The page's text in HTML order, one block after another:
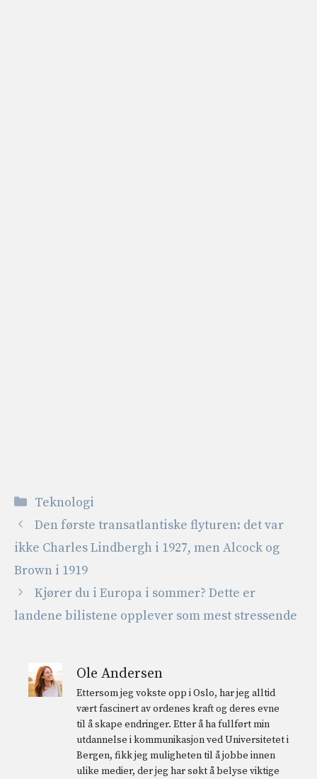
Kategorier
Teknologi
Den første transatlantiske flyturen: det var
ikke Charles Lindbergh i 1927, men Alcock og
Brown i 1919
Kjører du i Europa i sommer? Dette er
landene bilistene opplever som mest stressende
Ole Andersen
Ettersom jeg vokste opp i Oslo, har jeg alltid
vært fascinert av ordenes kraft og deres evne
til å skape endringer. Etter å ha fullført min
utdannelse i kommunikasjon ved Universitetet i
Bergen, fikk jeg muligheten til å jobbe innen
ulike medier, der jeg har søkt å belyse viktige